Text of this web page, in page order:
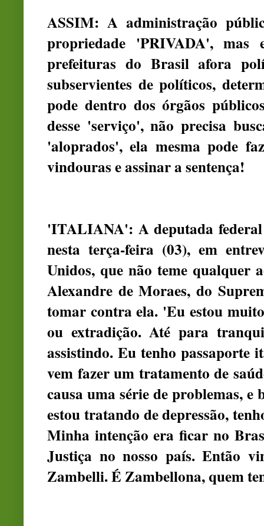
ASSIM: A administração
propriedade 'PRIVADA', mas
prefeituras do Brasil afora
subservientes de políticos,
pode dentro dos órgãos
desse 'serviço', não precisa
'aloprados', ela mesma pode
vindouras e assinar a sentença!
'ITALIANA': A deputada
nesta terça-feira (03), em
Unidos, que não teme qualquer
Alexandre de Moraes, do
tomar contra ela. 'Eu estou
ou extradição. Até para
assistindo. Eu tenho passaporte
vem fazer um tratamento de
causa uma série de problemas,
estou tratando de depressão,
Minha intenção era ficar no
Justiça no nosso país. Então
Zambelli. É Zambellona, quem